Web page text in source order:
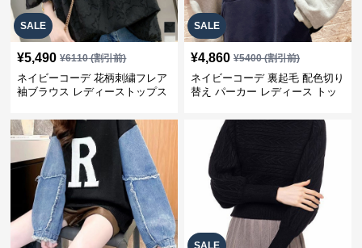
SALE
¥5,490 ¥6110(割引前)
ネイビーコーデ 花柄刺繍フレア
袖ブラウス レディーストップス
SALE
¥4,860 ¥5400(割引前)
ネイビーコーデ 裏起毛 配色切り
替え パーカー レディース トッ
SALE